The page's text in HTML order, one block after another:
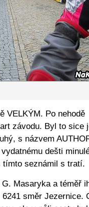
VELKÝM. Po nehodě
závodu. Byl to sice
s názvem
dešti
tímto seznámil s tratí.
Masaryka a téměř
směr Jezernice.